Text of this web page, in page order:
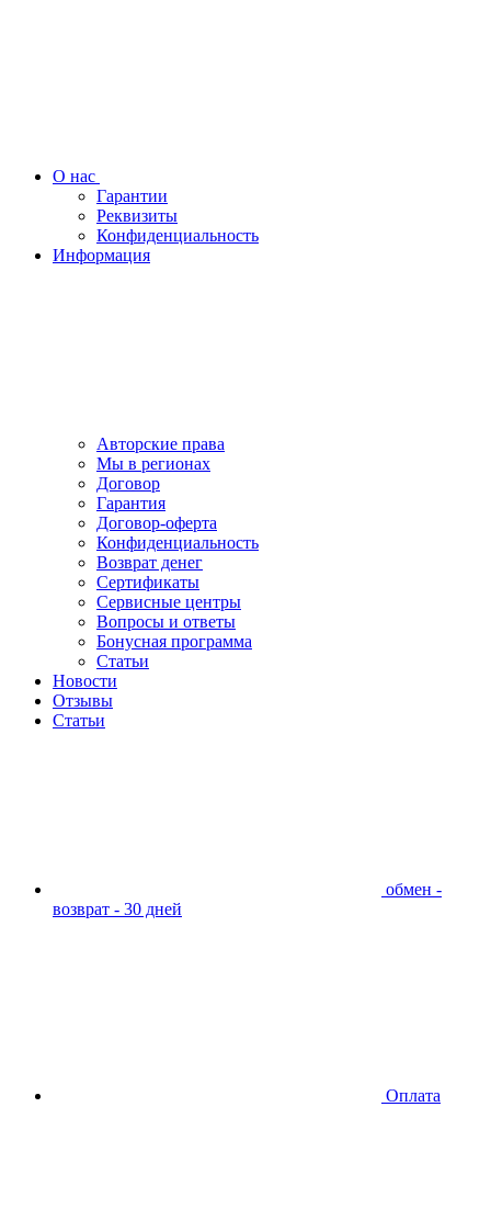
О нас
Гарантии
Реквизиты
Конфиденциальность
Информация
Авторские права
Мы в регионах
Договор
Гарантия
Договор-оферта
Конфиденциальность
Возврат денег
Сертификаты
Сервисные центры
Вопросы и ответы
Бонусная программа
Статьи
Новости
Отзывы
Статьи
обмен -
возврат - 30 дней
Оплата